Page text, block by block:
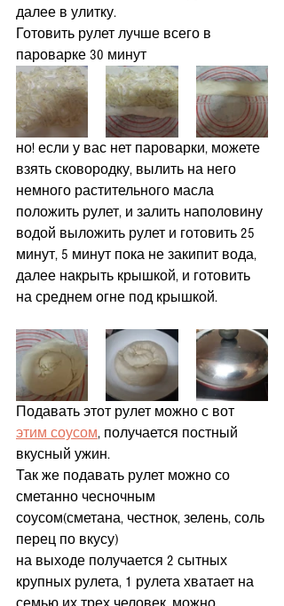
далее в улитку.
Готовить рулет лучше всего в
пароварке 30 минут
но! если у вас нет пароварки, можете
взять сковородку, вылить на него
немного растительного масла
положить рулет, и залить наполовину
водой выложить рулет и готовить 25
минут, 5 минут пока не закипит вода,
далее накрыть крышкой, и готовить
на среднем огне под крышкой.
Подавать этот рулет можно с вот
этим соусом, получается постный
вкусный ужин.
Так же подавать рулет можно со
сметанно чесночным
соусом(сметана, честнок, зелень, соль
перец по вкусу)
на выходе получается 2 сытных
крупных рулета, 1 рулета хватает на